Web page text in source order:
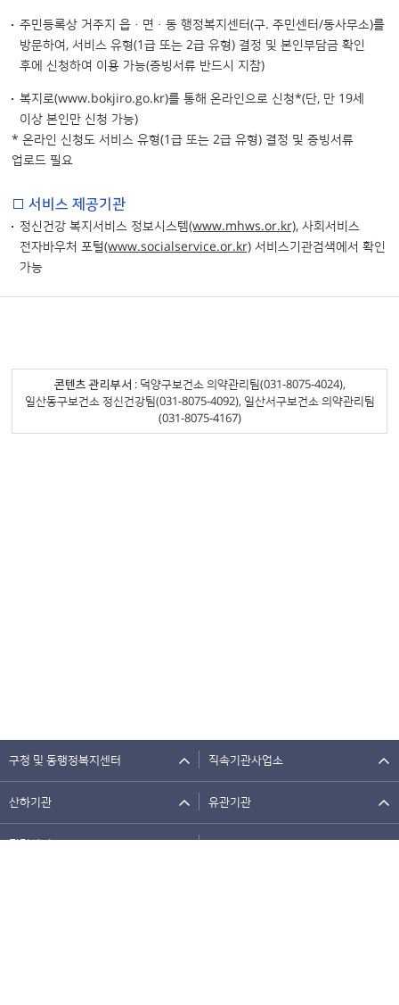
주민등록상 거주지 읍·면·동 행정복지센터(구. 주민센터/동사무소)를
방문하여, 서비스 유형(1급 또는 2급 유형) 결정 및 본인부담금 확인
후에 신청하여 이용 가능(증빙서류 반드시 지참)
복지로(www.bokjiro.go.kr)를 통해 온라인으로 신청*(단, 만 19세
이상 본인만 신청 가능)
* 온라인 신청도 서비스 유형(1급 또는 2급 유형) 결정 및 증빙서류
업로드 필요
□ 서비스 제공기관
정신건강 복지서비스 정보시스템(www.mhws.or.kr), 사회서비스
전자바우처 포털(www.socialservice.or.kr) 서비스기관검색에서 확인
가능
콘텐츠 관리부서 : 덕양구보건소 의약관리팀(031-8075-4024),
일산동구보건소 정신건강팀(031-8075-4092), 일산서구보건소 의약관리팀
(031-8075-4167)
구청 및 동행정복지센터 직속기관사업소
산하기관 유관기관